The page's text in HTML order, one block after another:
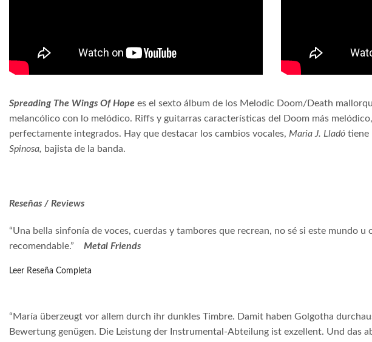
Spreading The Wings Of Hope es el sexto álbum de los Melodic Doom/Death
melancólico con lo melódico. Riffs y guitarras características del Doom más
perfectamente integrados. Hay que destacar los cambios vocales, Maria J. Lladó tiene
Spinosa, bajista de la banda.
Reseñas / Reviews
“Una bella sinfonía de voces, cuerdas y tambores que recrean, no sé si este mundo
recomendable.”
Metal Friends
Leer Reseña Completa
“María überzeugt vor allem durch ihr dunkles Timbre. Damit haben Golgotha
Bewertung genügen. Die Leistung der Instrumental-Abteilung ist exzellent. Und